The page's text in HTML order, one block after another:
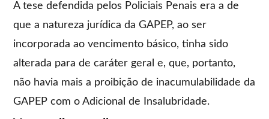
A tese defendida pelos Policiais Penais era a de
que a natureza jurídica da GAPEP, ao ser
incorporada ao vencimento básico, tinha sido
alterada para de caráter geral e, que, portanto,
não havia mais a proibição de inacumulabilidade da
GAPEP com o Adicional de Insalubridade.